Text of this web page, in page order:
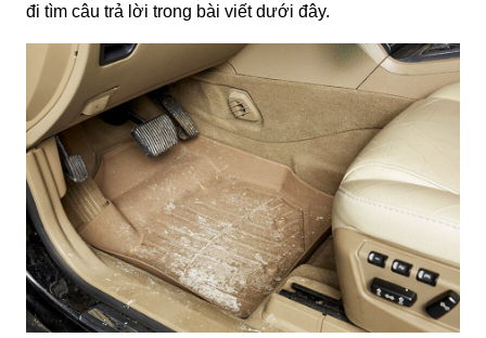
đi tìm câu trả lời trong bài viết dưới đây.